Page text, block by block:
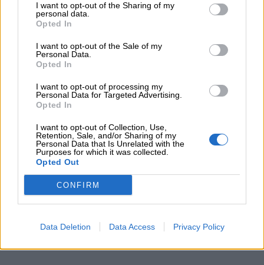
I want to opt-out of the Sharing of my
personal data.
Opted In
I want to opt-out of the Sale of my
Personal Data.
Opted In
I want to opt-out of processing my
Personal Data for Targeted Advertising.
Opted In
I want to opt-out of Collection, Use,
Retention, Sale, and/or Sharing of my
Personal Data that Is Unrelated with the
Purposes for which it was collected.
Opted Out
CONFIRM
Data Deletion Data Access Privacy Policy
Nulla è tanto dolce quanto la propria patria e
famiglia, per quanto uno abbia in terre strane e
lontane la casa più lussuosa.
Fa’ che i tuoi familiari ti rispettino piuttosto che
temerti, perché l’amore segue il rispetto, più che
il timore l’odio.
(Demostene)
Una famiglia felice non è che il paradiso